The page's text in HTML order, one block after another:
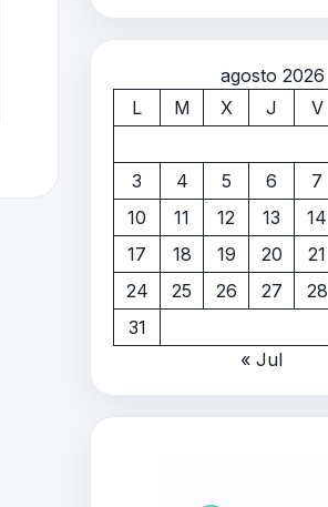
agosto 2026
L
M X J V
3
4 5 6 7
10
11 12 13 14
17
18 19 20 21
24
25 26 27 28
31
« Jul